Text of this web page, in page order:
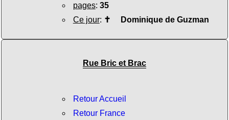
pages: 35
Ce jour: ✝ Dominique de Guzman
Rue Bric et Brac
Retour Accueil
Retour France